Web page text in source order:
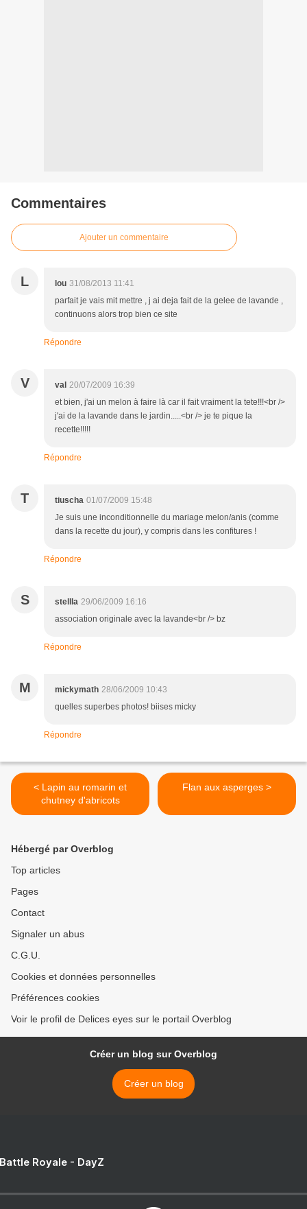
Commentaires
Ajouter un commentaire
L lou 31/08/2013 11:41
parfait je vais mit mettre , j ai deja fait de la gelee de lavande ,
continuons alors trop bien ce site
Répondre
V val 20/07/2009 16:39
et bien, j'ai un melon à faire là car il fait vraiment la tete!!!<br />
j'ai de la lavande dans le jardin.....<br /> je te pique la
recette!!!!!
Répondre
T tiuscha 01/07/2009 15:48
Je suis une inconditionnelle du mariage melon/anis (comme
dans la recette du jour), y compris dans les confitures !
Répondre
S stellla 29/06/2009 16:16
association originale avec la lavande<br /> bz
Répondre
M mickymath 28/06/2009 10:43
quelles superbes photos! biises micky
Répondre
< Lapin au romarin et
chutney d'abricots
Flan aux asperges >
Hébergé par Overblog
Top articles
Pages
Contact
Signaler un abus
C.G.U.
Cookies et données personnelles
Préférences cookies
Voir le profil de Delices eyes sur le portail Overblog
Créer un blog sur Overblog
Créer un blog
Royale - DayZ